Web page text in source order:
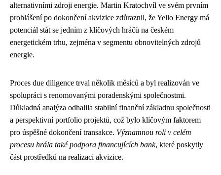
alternativními zdroji energie. Martin Kratochvíl ve svém prvním
prohlášení po dokončení akvizice zdůraznil, že Yello Energy má
potenciál stát se jedním z klíčových hráčů na českém
energetickém trhu, zejména v segmentu obnovitelných zdrojů
energie.
Proces due diligence trval několik měsíců a byl realizován ve
spolupráci s renomovanými poradenskými společnostmi.
Důkladná analýza odhalila stabilní finanční základnu společnosti
a perspektivní portfolio projektů, což bylo klíčovým faktorem
pro úspěšné dokončení transakce. Významnou roli v celém
procesu hrála také podpora financujících bank, které poskytly
část prostředků na realizaci akvizice.